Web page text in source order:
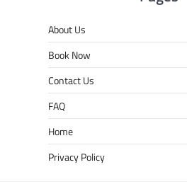
About Us
Book Now
Contact Us
FAQ
Home
Privacy Policy